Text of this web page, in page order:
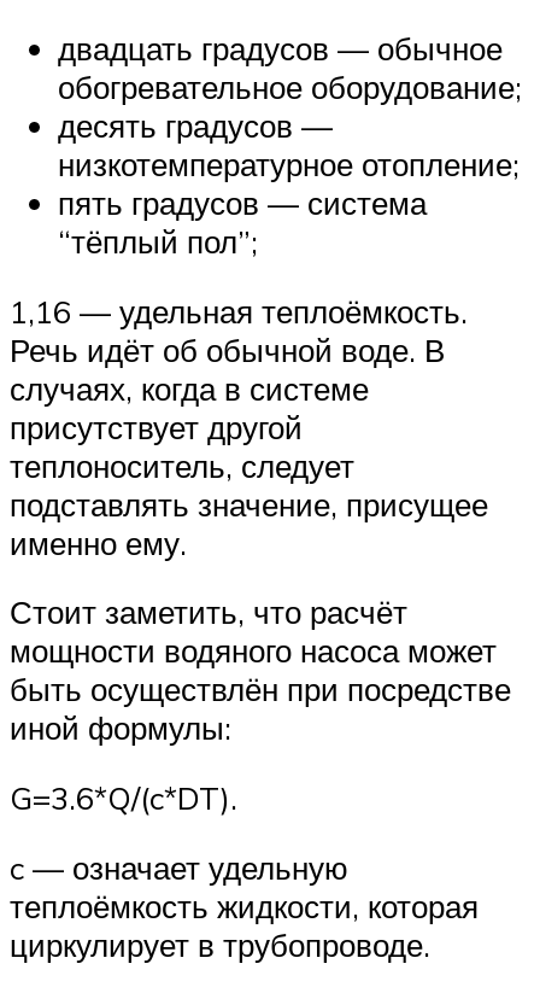
двадцать градусов — обычное
обогревательное оборудование;
десять градусов —
низкотемпературное отопление;
пять градусов — система
“тёплый пол”;
1,16 — удельная теплоёмкость.
Речь идёт об обычной воде. В
случаях, когда в системе
присутствует другой
теплоноситель, следует
подставлять значение, присущее
именно ему.
Стоит заметить, что расчёт
мощности водяного насоса может
быть осуществлён при посредстве
иной формулы:
G=3.6*Q/(c*DT).
c — означает удельную
теплоёмкость жидкости, которая
циркулирует в трубопроводе.